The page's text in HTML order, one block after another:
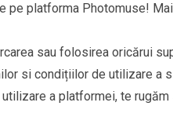
platforma Photomuse!
sau folosirea oricărui
si condițiilor de utilizare a
a platformei, te